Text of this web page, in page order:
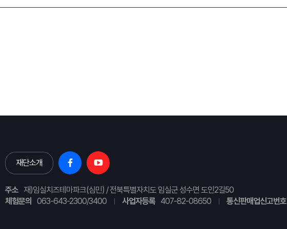
재단소개
주소 재)임실치즈테마파크(심민) / 전북특별자치도 임실군 성수면 도인2길50
체험문의
063-643-2300/3400 사업자등록 407-82-08650 통신판매업신고번호